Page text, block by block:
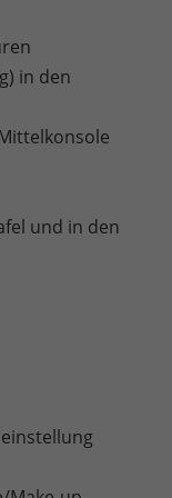
in den
und in den